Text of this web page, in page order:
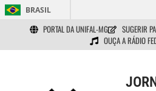
BRASIL
PORTAL DA UNIFAL-MG SUGERIR
OUÇA A RÁDIO